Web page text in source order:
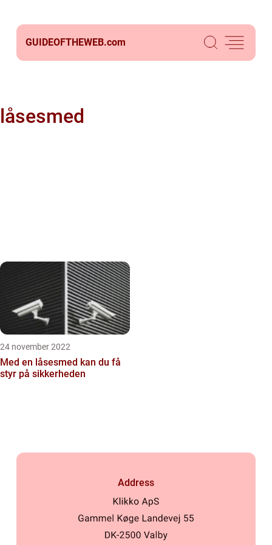
GUIDEOFTHEWEB.com
låsesmed
24 november 2022
Med en låsesmed kan du få
styr på sikkerheden
Address